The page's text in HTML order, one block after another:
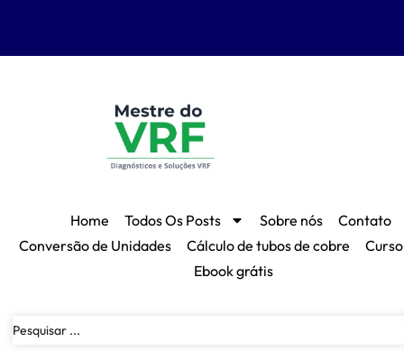
Home Todos Os Posts Sobre nós
Contato
Conversão de Unidades
Cálculo de tubos de cobre
Ebook grátis